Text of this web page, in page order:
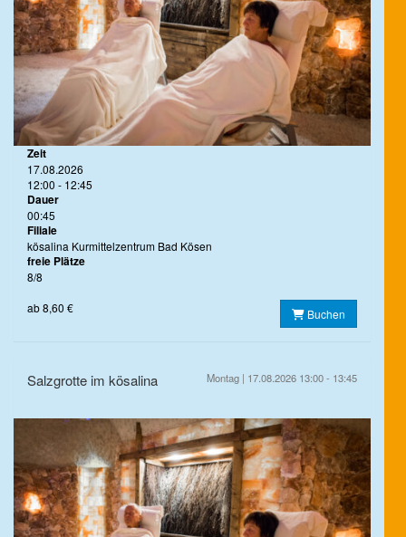
Zeit
17.08.2026
12:00 - 12:45
Dauer
00:45
Filiale
kösalina Kurmittelzentrum Bad Kösen
freie Plätze
8/8
ab 8,60 €
Buchen
Salzgrotte im kösalina Montag | 17.08.2026 13:00 - 13:45